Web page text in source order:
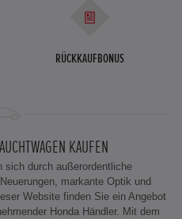
RÜCKKAUFBONUS
KAUFEN
sich durch außerordentliche
markante Optik und
Website finden Sie ein Angebot
Honda Händler. Mit dem